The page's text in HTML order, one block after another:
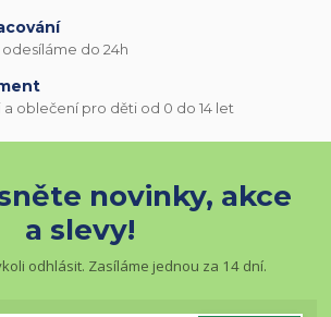
do 24h
oblečení pro děti od 0 do 14 let
novinky, akce
a slevy!
odhlásit. Zasíláme jednou za 14 dní.